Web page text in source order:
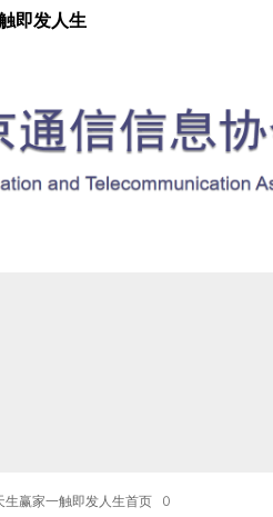
即发人生
生赢家一触即发人生首页 ꄲ